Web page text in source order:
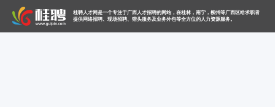
桂聘人才网是一个专注于广西人才招聘的网站，在桂林，南宁，柳州等广西区给求职者
提供网络招聘、现场招聘、猎头服务及业务外包等全方位的人力资源服务。